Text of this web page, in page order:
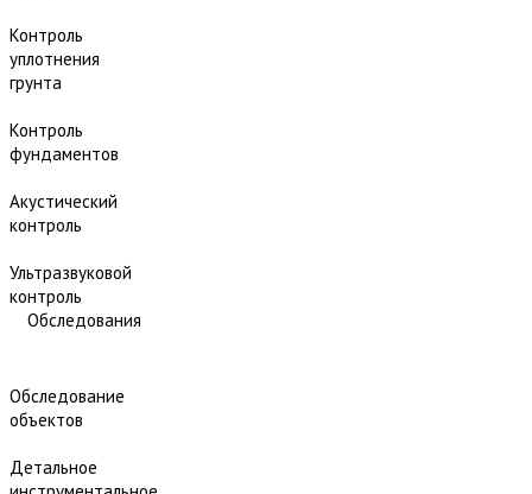
Контроль
уплотнения
грунта
Контроль
фундаментов
Акустический
контроль
Ультразвуковой
контроль
Обследования
Обследование
объектов
Детальное